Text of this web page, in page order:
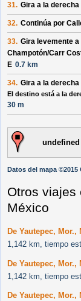
31. Gira a la derecha
32. Continúa por
33. Gira levemente a
Champotón/Carr
E 0.7 km
34. Gira a la derecha
El destino está a la
30 m
undefined
Datos del mapa ©2015
Otros viajes
México
De Yautepec,
1,142 km, tiempo
De Yautepec,
1,142 km, tiempo
De Yautepec,